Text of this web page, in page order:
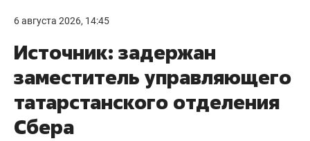
6 августа 2026, 14:45
Источник: задержан
заместитель управляющего
татарстанского отделения
Сбера